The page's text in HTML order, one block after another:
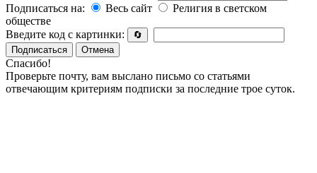
Подписаться на:
Весь сайт
Религия в светском
обществе
Введите код с картинки:
🔄
Подписаться
Отмена
Спасибо!
Проверьте почту, вам выслано письмо со статьями
отвечающим критериям подписки за последние трое суток.